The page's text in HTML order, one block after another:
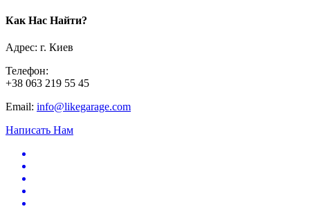
Как Нас Найти?
Адрес: г. Киев
Телефон:
+38 063 219 55 45
Email: info@likegarage.com
Написать Нам